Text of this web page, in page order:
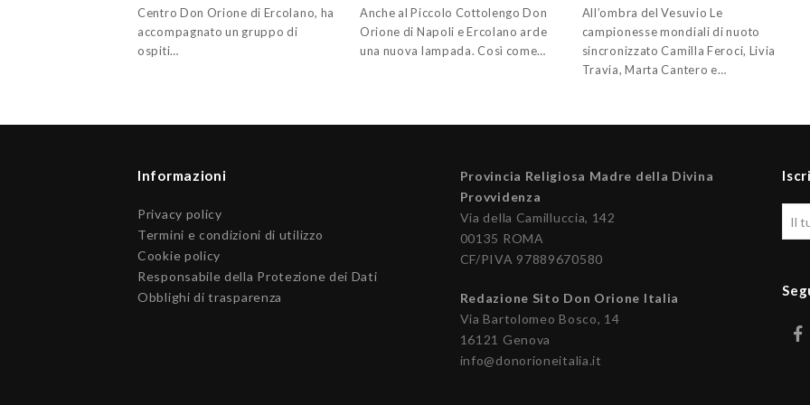
Centro Don Orione di Ercolano, ha
accompagnato un gruppo di
ospiti…
Anche al Piccolo Cottolengo Don
Orione di Napoli e Ercolano arde
una nuova lampada. Così come…
All’ombra del Vesuvio Le
campionesse mondiali di nuoto
sincronizzato Camilla Feroci, Livia
Travia, Marta Cantero e…
Informazioni
Privacy policy
Termini e condizioni di utilizzo
Cookie policy
Responsabile della Protezione dei Dati
Obblighi di trasparenza
Provincia Religiosa Madre della Divina
Provvidenza
Via della Camilluccia, 142
00135 ROMA
CF/PIVA 97889670580
Redazione Sito Don Orione Italia
Via Bartolomeo Bosco, 14
16121 Genova
info@donorioneitalia.it